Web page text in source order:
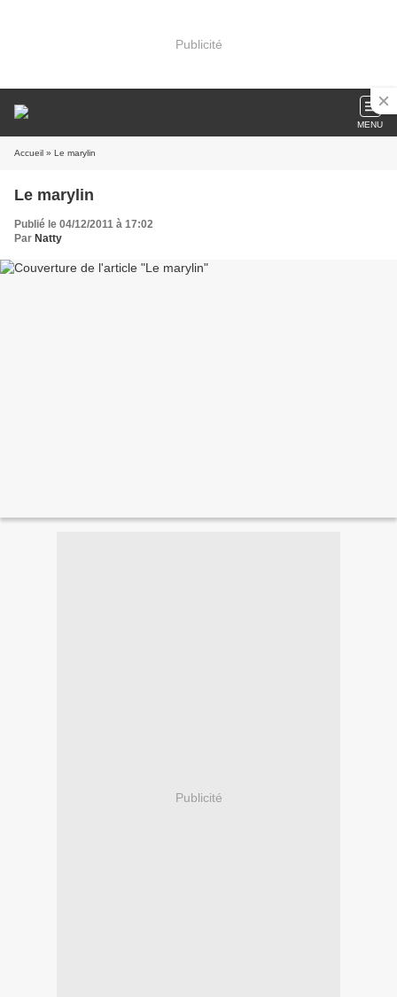
Publicité
MENU
Accueil » Le marylin
Le marylin
Publié le 04/12/2011 à 17:02
Par Natty
Publicité